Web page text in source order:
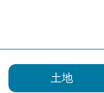
土地